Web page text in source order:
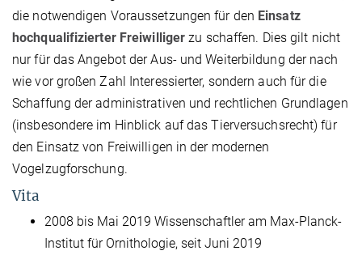
die notwendigen Voraussetzungen für den Einsatz
hochqualifizierter Freiwilliger zu schaffen. Dies gilt nicht
nur für das Angebot der Aus- und Weiterbildung der nach
wie vor großen Zahl Interessierter, sondern auch für die
Schaffung der administrativen und rechtlichen Grundlagen
(insbesondere im Hinblick auf das Tierversuchsrecht) für
den Einsatz von Freiwilligen in der modernen
Vogelzugforschung.
Vita
2008 bis Mai 2019 Wissenschaftler am Max-Planck-
Institut für Ornithologie, seit Juni 2019